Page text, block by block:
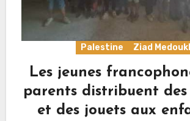
Palestine Ziad
Les jeunes
parents distribuent des
et des jouets aux